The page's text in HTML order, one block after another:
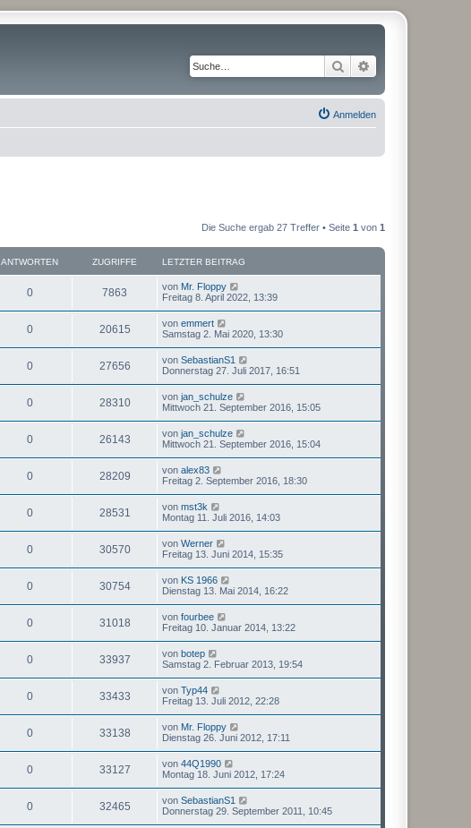
Suche
Anmelden
Die Suche ergab 27 Treffer • Seite 1 von 1
ANTWORTEN ZUGRIFFE LETZTER BEITRAG
0 7863 von Mr. Floppy
Freitag 8. April 2022, 13:39
0 20615 von emmert
Samstag 2. Mai 2020, 13:30
0 27656 von SebastianS1
Donnerstag 27. Juli 2017, 16:51
0 28310 von jan_schulze
Mittwoch 21. September 2016, 15:05
0 26143 von jan_schulze
Mittwoch 21. September 2016, 15:04
0 28209 von alex83
Freitag 2. September 2016, 18:30
0 28531 von mst3k
Montag 11. Juli 2016, 14:03
0 30570 von Werner
Freitag 13. Juni 2014, 15:35
0 30754 von KS 1966
Dienstag 13. Mai 2014, 16:22
0 31018 von fourbee
Freitag 10. Januar 2014, 13:22
0 33937 von botep
Samstag 2. Februar 2013, 19:54
0 33433 von Typ44
Freitag 13. Juli 2012, 22:28
0 33138 von Mr. Floppy
Dienstag 26. Juni 2012, 17:11
0 33127 von 44Q1990
Montag 18. Juni 2012, 17:24
0 32465 von SebastianS1
Donnerstag 29. September 2011, 10:45